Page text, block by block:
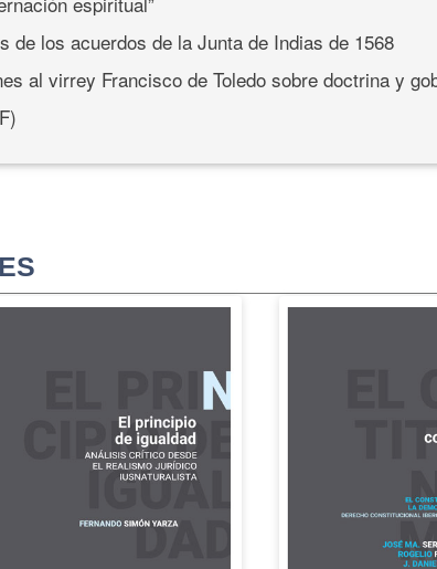
de los acuerdos de la Junta de Indias de 1568
al virrey Francisco de Toledo sobre doctrina y